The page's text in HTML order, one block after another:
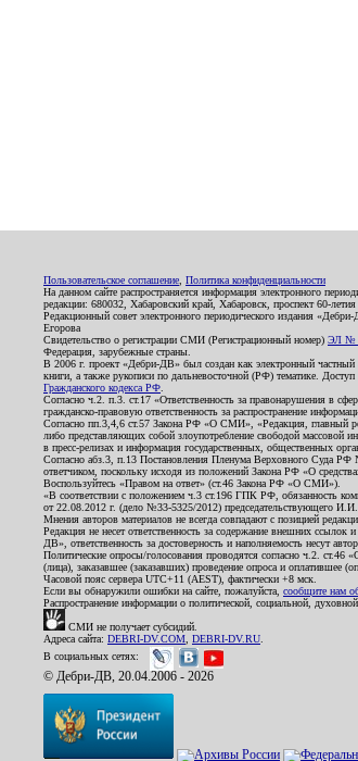
Пользовательское соглашение Политика конфиденциальности
На данном сайте распространяется информация электронного
редакции: 680032, Хабаровский край, Хабаровск, проспект 60-
Редакционный совет электронного периодического
Егорова
Свидетельство о регистрации СМИ (Регистрационный номер) ЭЛ №
Федерация, зарубежные страны.
В 2006 г. проект «Дебри-ДВ» был создан как электронный частный
книги, а также рукописи по дальневосточной (РФ) тематике.
Гражданского кодекса РФ
Согласно ч.2. п.3. ст.17 «Ответственность за правонарушения в
гражданско-правовую ответственность за распространение
Согласно пп.3,4,6 ст.57 Закона РФ «О СМИ», «Редакция, главный
либо представляющих собой злоупотребление свободой массовой
в пресс-релизах и информация государственных, общественных
Согласно абз.3, п.13 Постановления Пленума Верховного Суда РФ
ответчиком, поскольку исходя из положений Закона РФ «О
Воспользуйтесь «Правом на ответ» (ст.46 Закона РФ «О СМИ»).
«В соответствии с положением ч.3 ст.196 ГПК РФ, обязанность
от 22.08.2012 г. (дело №33-5325/2012) председательствующего
Мнения авторов материалов не всегда совпадают с позицией
Редакция не несет ответственность за содержание внешних
ДВ», ответственность за достоверность и наполняемость несут
Политические опросы/голосования проводятся согласно ч.2.
(лица), заказавшее (заказавших) проведение опроса и оплатившее
Часовой пояс сервера UTC+11 (AEST), фактически +8 мск.
Если вы обнаружили ошибки на сайте, пожалуйста, сообщите нам
Распространение информации о политической, социальной,
СМИ не получает субсидий.
Адреса сайта: DEBRI-DV.COM DEBRI-DV.RU
В социальных сетях:
© Дебри-ДВ, 20.04.2006 - 2026